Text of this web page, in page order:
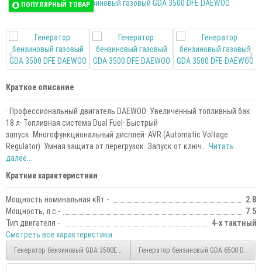
ПОПУЛЯРНЫЙ ТОВАР
Краткое описание
· Профессиональный двигатель DAEWOO· Увеличенный топливный бак
18 л· Топливная система Dual Fuel· Быстрый
запуск· Многофункциональный дисплей· AVR (Automatic Voltage
Regulator)· Умная защита от перегрузок· Запуск от ключ... Читать
далее...
Краткие характеристики
Мощность номинальная кВт -
2.8
Мощность, л.с -
7.5
Тип двигателя -
4-х тактный
Смотреть все характеристики
Генератор бензиновый GDA 3500E DAEWOO Генератор бензиновый GDA 6500